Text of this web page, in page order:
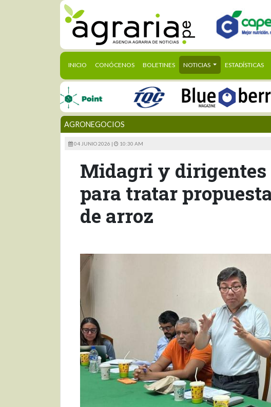
INICIO (CURRENT)
CONÓCENOS BOLETINES NOTICIAS ESTADÍSTICAS
AGRONEGOCIOS
04 JUNIO 2026 | 10:30 AM
Midagri y dirigentes
para tratar
de arroz